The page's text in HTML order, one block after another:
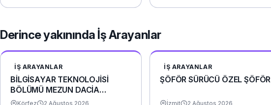
Derince yakınında İş Arayanlar
İŞ ARAYANLAR
BİLGİSAYAR TEKNOLOJİSİ
BÖLÜMÜ MEZUN DACİA
DOKKER 2017 PANELVAN
Körfez 2 Ağustos 2026
İŞ ARAYANLAR
ŞÖFÖR SÜRÜCÜ ÖZEL ŞÖFÖR
İzmit 2 Ağustos 2026